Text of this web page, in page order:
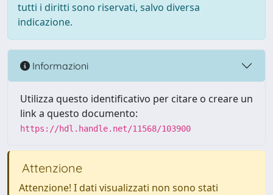
tutti i diritti sono riservati, salvo diversa
indicazione.
Informazioni
Utilizza questo identificativo per citare o creare un
link a questo documento:
https://hdl.handle.net/11568/103900
Attenzione
Attenzione! I dati visualizzati non sono stati